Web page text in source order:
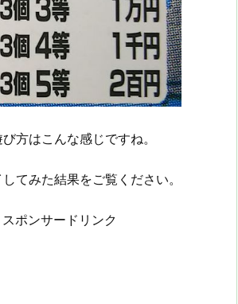
方はこんな感じですね。
てみた結果をご覧ください。
スポンサードリンク